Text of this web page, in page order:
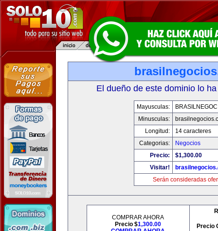
El dueño de este dominio lo
Mayusculas:
Minusculas:
Longitud:
14 caracteres
Categorias:
Negocios
Precio:
$1,300.00
Visitar!
Serán consideradas
COMPRAR AHORA
Precio $1,300.00
Precio